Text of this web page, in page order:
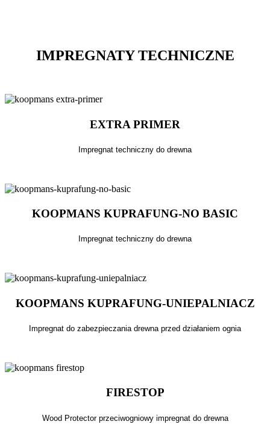
IMPREGNATY TECHNICZNE
EXTRA PRIMER
Impregnat techniczny do drewna
KOOPMANS KUPRAFUNG-NO BASIC
Impregnat techniczny do drewna
KOOPMANS KUPRAFUNG-UNIEPALNIACZ
Impregnat do zabezpieczania drewna przed działaniem ognia
FIRESTOP
Wood Protector przeciwogniowy impregnat do drewna